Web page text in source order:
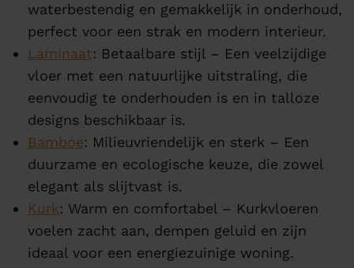
waterbestendig en gemakkelijk in onderhoud,
perfect voor een strak en modern interieur.
Laminaat: Betaalbare stijl – Een veelzijdige
vloer met een natuurlijke uitstraling, die
eenvoudig te onderhouden is en in talloze
designs beschikbaar is.
Bamboe: Milieuvriendelijk en sterk – Een
duurzame en ecologische keuze, die zowel
elegant als slijtvast is.
Kurk: Warm en comfortabel – Kurkvloeren
voelen zacht aan, dempen geluid en zijn
ideaal voor een energiezuinige woning.